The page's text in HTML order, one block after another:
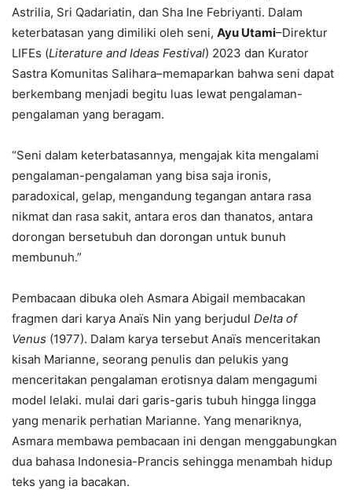
Astrilia, Sri Qadariatin, dan Sha Ine Febriyanti. Dalam
keterbatasan yang dimiliki oleh seni, Ayu Utami–Direktur
LIFEs (Literature and Ideas Festival) 2023 dan Kurator
Sastra Komunitas Salihara–memaparkan bahwa seni dapat
berkembang menjadi begitu luas lewat pengalaman-
pengalaman yang beragam.
“Seni dalam keterbatasannya, mengajak kita mengalami
pengalaman-pengalaman yang bisa saja ironis,
paradoxical, gelap, mengandung tegangan antara rasa
nikmat dan rasa sakit, antara eros dan thanatos, antara
dorongan bersetubuh dan dorongan untuk bunuh
membunuh.”
Pembacaan dibuka oleh Asmara Abigail membacakan
fragmen dari karya Anaïs Nin yang berjudul Delta of
Venus (1977). Dalam karya tersebut Anaïs menceritakan
kisah Marianne, seorang penulis dan pelukis yang
menceritakan pengalaman erotisnya dalam mengagumi
model lelaki. mulai dari garis-garis tubuh hingga lingga
yang menarik perhatian Marianne. Yang menariknya,
Asmara membawa pembacaan ini dengan menggabungkan
dua bahasa Indonesia-Prancis sehingga menambah hidup
teks yang ia bacakan.